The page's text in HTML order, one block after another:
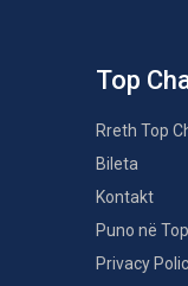
Top
Rreth Top
Bileta
Kontakt
Puno në
Privacy